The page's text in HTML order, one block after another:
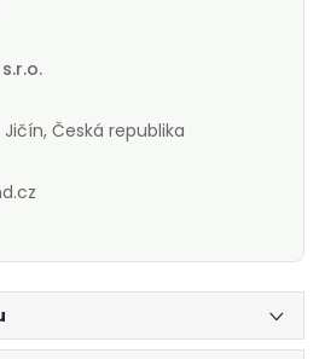
Jičín, Česká republika